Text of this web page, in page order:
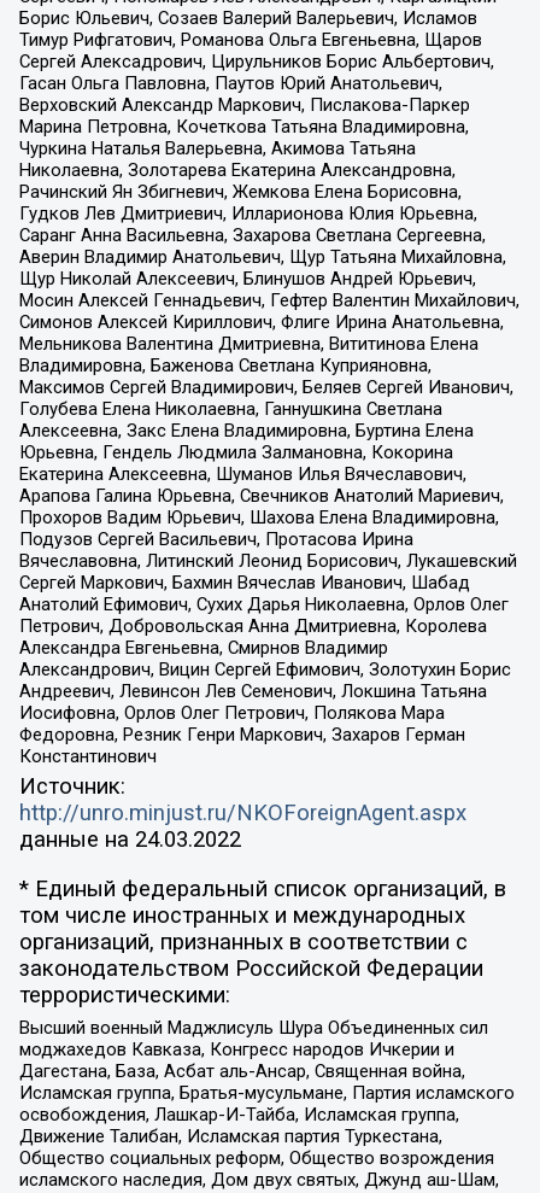
Борис Юльевич, Созаев Валерий Валерьевич, Исламов
Тимур Рифгатович, Романова Ольга Евгеньевна, Щаров
Сергей Алексадрович, Цирульников Борис Альбертович,
Гасан Ольга Павловна, Паутов Юрий Анатольевич,
Верховский Александр Маркович, Пислакова-Паркер
Марина Петровна, Кочеткова Татьяна Владимировна,
Чуркина Наталья Валерьевна, Акимова Татьяна
Николаевна, Золотарева Екатерина Александровна,
Рачинский Ян Збигневич, Жемкова Елена Борисовна,
Гудков Лев Дмитриевич, Илларионова Юлия Юрьевна,
Саранг Анна Васильевна, Захарова Светлана Сергеевна,
Аверин Владимир Анатольевич, Щур Татьяна Михайловна,
Щур Николай Алексеевич, Блинушов Андрей Юрьевич,
Мосин Алексей Геннадьевич, Гефтер Валентин Михайлович,
Симонов Алексей Кириллович, Флиге Ирина Анатольевна,
Мельникова Валентина Дмитриевна, Вититинова Елена
Владимировна, Баженова Светлана Куприяновна,
Максимов Сергей Владимирович, Беляев Сергей Иванович,
Голубева Елена Николаевна, Ганнушкина Светлана
Алексеевна, Закс Елена Владимировна, Буртина Елена
Юрьевна, Гендель Людмила Залмановна, Кокорина
Екатерина Алексеевна, Шуманов Илья Вячеславович,
Арапова Галина Юрьевна, Свечников Анатолий Мариевич,
Прохоров Вадим Юрьевич, Шахова Елена Владимировна,
Подузов Сергей Васильевич, Протасова Ирина
Вячеславовна, Литинский Леонид Борисович, Лукашевский
Сергей Маркович, Бахмин Вячеслав Иванович, Шабад
Анатолий Ефимович, Сухих Дарья Николаевна, Орлов Олег
Петрович, Добровольская Анна Дмитриевна, Королева
Александра Евгеньевна, Смирнов Владимир
Александрович, Вицин Сергей Ефимович, Золотухин Борис
Андреевич, Левинсон Лев Семенович, Локшина Татьяна
Иосифовна, Орлов Олег Петрович, Полякова Мара
Федоровна, Резник Генри Маркович, Захаров Герман
Константинович
Источник:
http://unro.minjust.ru/NKOForeignAgent.aspx
данные на 24.03.2022
* Единый федеральный список организаций, в
том числе иностранных и международных
организаций, признанных в соответствии с
законодательством Российской Федерации
террористическими:
Высший военный Маджлисуль Шура Объединенных сил
моджахедов Кавказа, Конгресс народов Ичкерии и
Дагестана, База, Асбат аль-Ансар, Священная война,
Исламская группа, Братья-мусульмане, Партия исламского
освобождения, Лашкар-И-Тайба, Исламская группа,
Движение Талибан, Исламская партия Туркестана,
Общество социальных реформ, Общество возрождения
исламского наследия, Дом двух святых, Джунд аш-Шам,